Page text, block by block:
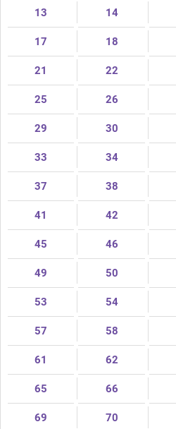
13 14
17 18
21 22
25 26
29 30
33 34
37 38
41 42
45 46
49 50
53 54
57 58
61 62
65 66
69 70